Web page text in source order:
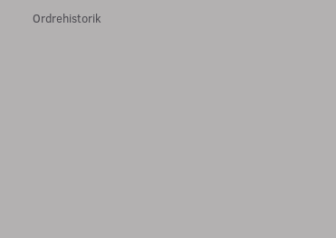
Ordrehistorik